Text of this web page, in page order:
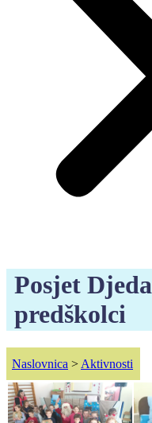
Posjet
predškolci
Naslovnica > Aktivnosti